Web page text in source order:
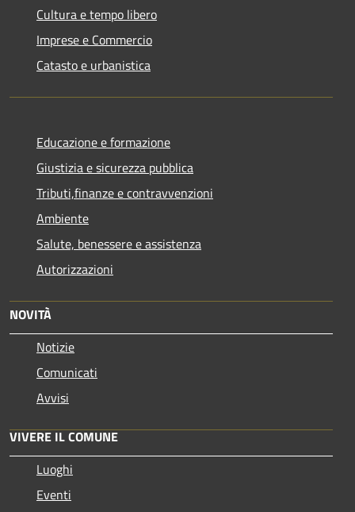
Cultura e tempo libero
Imprese e Commercio
Catasto e urbanistica
Educazione e formazione
Giustizia e sicurezza pubblica
Tributi,finanze e contravvenzioni
Ambiente
Salute, benessere e assistenza
Autorizzazioni
NOVITÀ
Notizie
Comunicati
Avvisi
VIVERE IL COMUNE
Luoghi
Eventi